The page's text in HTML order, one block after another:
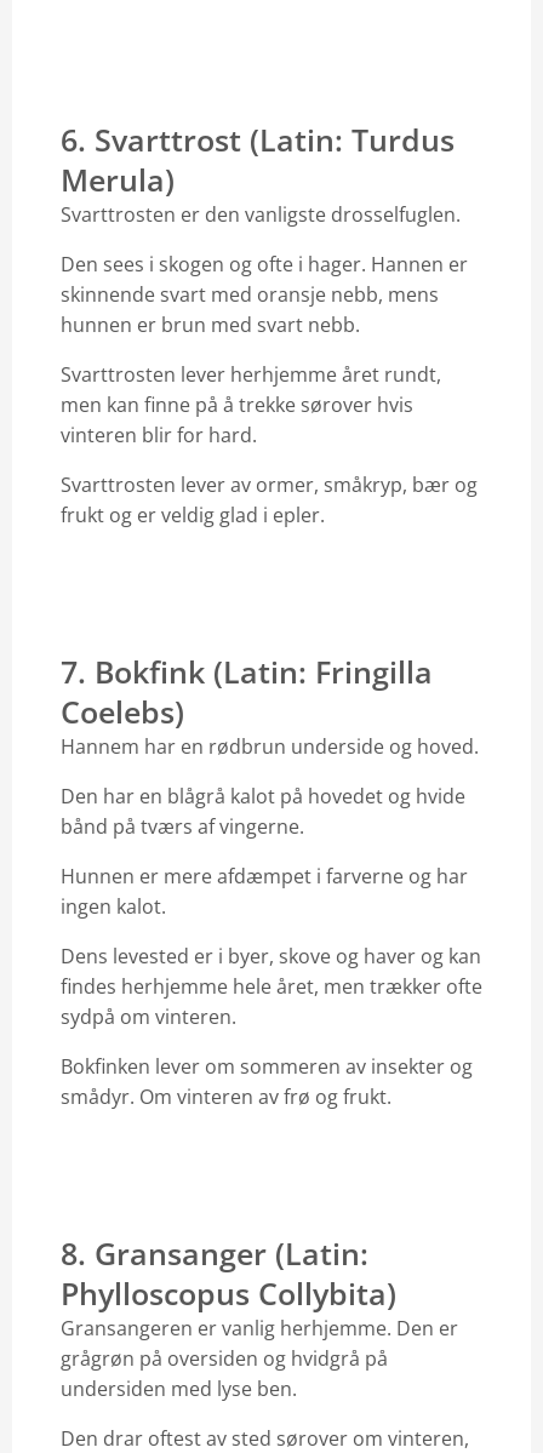
6. Svarttrost (Latin: Turdus
Merula)
Svarttrosten er den vanligste drosselfuglen.
Den sees i skogen og ofte i hager. Hannen er
skinnende svart med oransje nebb, mens
hunnen er brun med svart nebb.
Svarttrosten lever herhjemme året rundt,
men kan finne på å trekke sørover hvis
vinteren blir for hard.
Svarttrosten lever av ormer, småkryp, bær og
frukt og er veldig glad i epler.
7. Bokfink (Latin: Fringilla
Coelebs)
Hannem har en rødbrun underside og hoved.
Den har en blågrå kalot på hovedet og hvide
bånd på tværs af vingerne.
Hunnen er mere afdæmpet i farverne og har
ingen kalot.
Dens levested er i byer, skove og haver og kan
findes herhjemme hele året, men trækker ofte
sydpå om vinteren.
Bokfinken lever om sommeren av insekter og
smådyr. Om vinteren av frø og frukt.
8. Gransanger (Latin:
Phylloscopus Collybita)
Gransangeren er vanlig herhjemme. Den er
grågrøn på oversiden og hvidgrå på
undersiden med lyse ben.
Den drar oftest av sted sørover om vinteren,